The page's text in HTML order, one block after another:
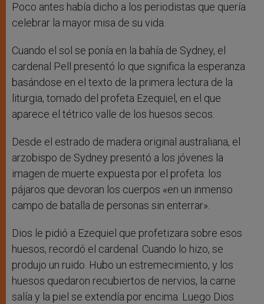
Poco antes había dicho a los periodistas que quería
celebrar la mayor misa de su vida.
Cuando el sol se ponía en la bahía de Sydney, el
cardenal Pell presentó lo que significa la esperanza
basándose en el texto de la primera lectura de la
liturgia, tomado del profeta Ezequiel, en el que
aparece el tétrico valle de los huesos secos.
Desde el estrado de madera original australiana, el
arzobispo de Sydney presentó a los jóvenes la
imagen de muerte expuesta por el profeta: los
pájaros que devoran los cuerpos «en un inmenso
campo de batalla de personas sin enterrar».
Dios le pidió a Ezequiel que profetizara sobre esos
huesos, recordó el cardenal. Cuando lo hizo, se
produjo un ruido. Hubo un estremecimiento, y los
huesos quedaron recubiertos de nervios, la carne
salía y la piel se extendía por encima. Luego Dios